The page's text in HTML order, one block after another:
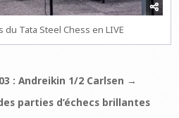
du Tata Steel Chess en LIVE
: Andreikin 1/2 Carlsen →
parties d’échecs brillantes